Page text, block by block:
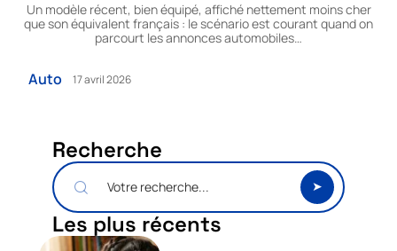
Un modèle récent, bien équipé, affiché nettement moins cher
que son équivalent français : le scénario est courant quand on
parcourt les annonces automobiles…
Auto 17 avril 2026
Recherche
Les plus récents